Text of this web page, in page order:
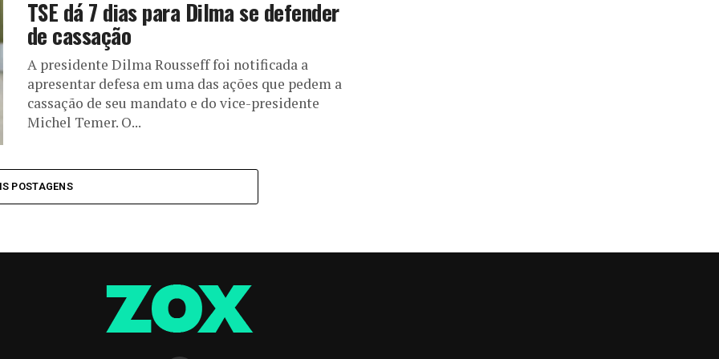
TSE dá 7 dias para Dilma se defender
de cassação
A presidente Dilma Rousseff foi notificada a
apresentar defesa em uma das ações que pedem a
cassação de seu mandato e do vice-presidente
Michel Temer. O...
POSTAGENS